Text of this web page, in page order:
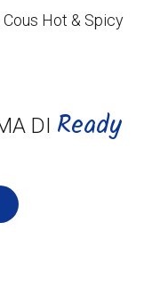
Cous Hot & Spicy
DI Ready